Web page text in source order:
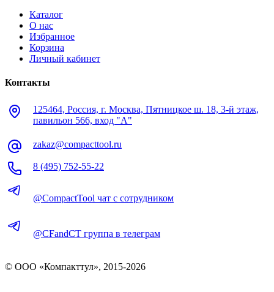
Каталог
О нас
Избранное
Корзина
Личный кабинет
Контакты
125464, Россия, г. Москва, Пятницкое ш. 18, 3-й этаж,
павильон 566, вход "А"
zakaz@compacttool.ru
8 (495) 752-55-22
@CompactTool чат с сотрудником
@CFandCT группа в телеграм
© OOO «Компакттул», 2015-2026